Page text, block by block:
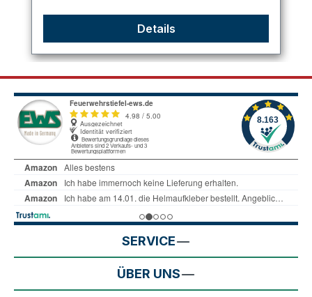
Details
SERVICE
ÜBER UNS